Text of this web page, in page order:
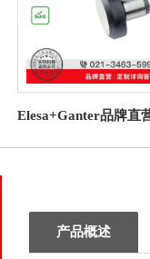
Elesa+Ganter品牌直
式定位销
产品概述